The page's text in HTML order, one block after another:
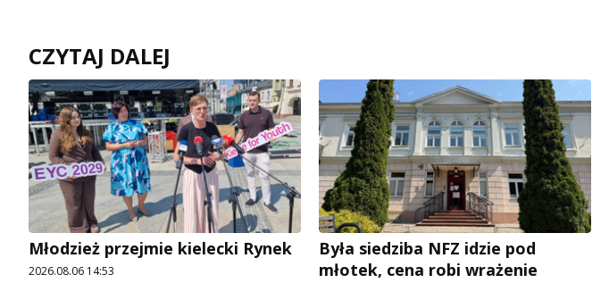
CZYTAJ DALEJ
Młodzież przejmie kielecki Rynek
2026.08.06 14:53
Była siedziba NFZ idzie pod
młotek, cena robi wrażenie